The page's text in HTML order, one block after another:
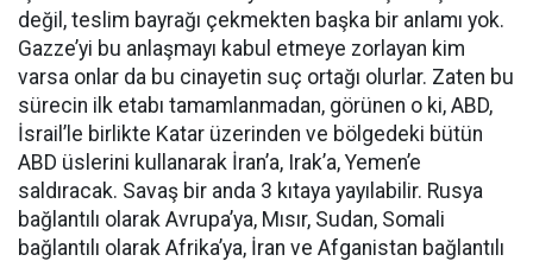
değil, teslim bayrağı çekmekten başka bir anlamı yok.
Gazze’yi bu anlaşmayı kabul etmeye zorlayan kim
varsa onlar da bu cinayetin suç ortağı olurlar. Zaten bu
sürecin ilk etabı tamamlanmadan, görünen o ki, ABD,
İsrail’le birlikte Katar üzerinden ve bölgedeki bütün
ABD üslerini kullanarak İran’a, Irak’a, Yemen’e
saldıracak. Savaş bir anda 3 kıtaya yayılabilir. Rusya
bağlantılı olarak Avrupa’ya, Mısır, Sudan, Somali
bağlantılı olarak Afrika’ya, İran ve Afganistan bağlantılı